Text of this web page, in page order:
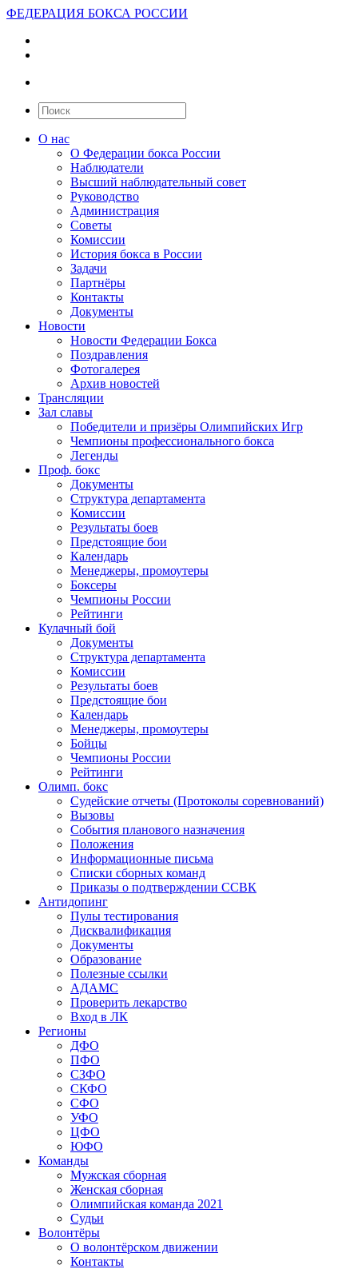
ФЕДЕРАЦИЯ БОКСА РОССИИ
О нас
О Федерации бокса России
Наблюдатели
Высший наблюдательный совет
Руководство
Администрация
Советы
Комиссии
История бокса в России
Задачи
Партнёры
Контакты
Документы
Новости
Новости Федерации Бокса
Поздравления
Фотогалерея
Архив новостей
Трансляции
Зал славы
Победители и призёры Олимпийских Игр
Чемпионы профессионального бокса
Легенды
Проф. бокс
Документы
Структура департамента
Комиссии
Результаты боев
Предстоящие бои
Календарь
Менеджеры, промоутеры
Боксеры
Чемпионы России
Рейтинги
Кулачный бой
Документы
Структура департамента
Комиссии
Результаты боев
Предстоящие бои
Календарь
Менеджеры, промоутеры
Бойцы
Чемпионы России
Рейтинги
Олимп. бокс
Судейские отчеты (Протоколы соревнований)
Вызовы
События планового назначения
Положения
Информационные письма
Списки сборных команд
Приказы о подтверждении ССВК
Антидопинг
Пулы тестирования
Дисквалификация
Документы
Образование
Полезные ссылки
АДАМС
Проверить лекарство
Вход в ЛК
Регионы
ДФО
ПФО
СЗФО
СКФО
СФО
УФО
ЦФО
ЮФО
Команды
Мужская сборная
Женская сборная
Олимпийская команда 2021
Судьи
Волонтёры
О волонтёрском движении
Контакты